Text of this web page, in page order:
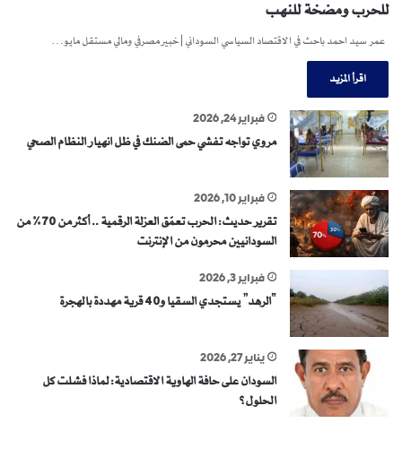
للحرب ومضخة للنهب
عمر سيد احمد باحث في الاقتصاد السياسي السوداني | خبير مصرفي ومالي مستقل مايو…
اقرأ المزيد
فبراير 24, 2026
مروي تواجه تفشي حمى الضنك في ظل انهيار النظام الصحي
فبراير 10, 2026
تقرير حديث: الحرب تعمّق العزلة الرقمية .. أكثر من 70% من
السودانيين محرمون من الإنترنت
فبراير 3, 2026
“الرهد” يستجدي السقيا و40 قرية مهددة بالهجرة
يناير 27, 2026
السودان على حافة الهاوية الاقتصادية: لماذا فشلت كل
الحلول؟